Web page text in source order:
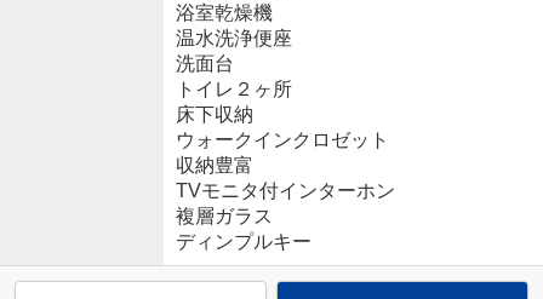
浴室乾燥機
温水洗浄便座
洗面台
トイレ２ヶ所
床下収納
ウォークインクロゼット
収納豊富
TVモニタ付インターホン
複層ガラス
ディンプルキー